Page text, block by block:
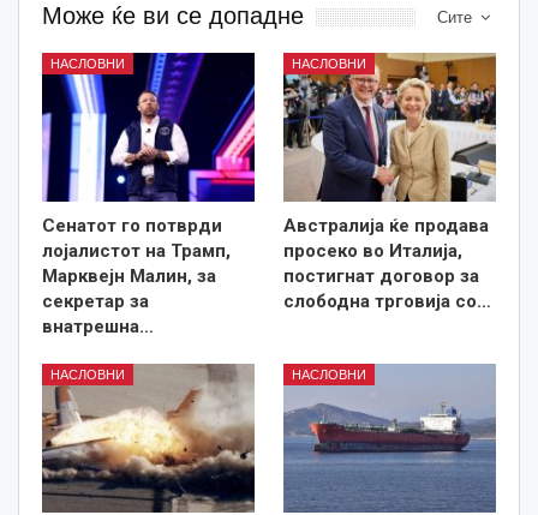
Сите
Може ќе ви се допадне
НАСЛОВНИ
Сенатот го потврди
лојалистот на Трамп,
Марквејн Малин, за
секретар за
внатрешна…
НАСЛОВНИ
Австралија ќе продава
просеко во Италија,
постигнат договор за
слободна трговија со…
НАСЛОВНИ НАСЛОВНИ